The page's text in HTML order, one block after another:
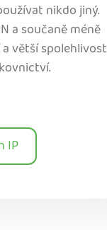
nikdo jiný.
a součaně méně
větší spolehlivost
IP